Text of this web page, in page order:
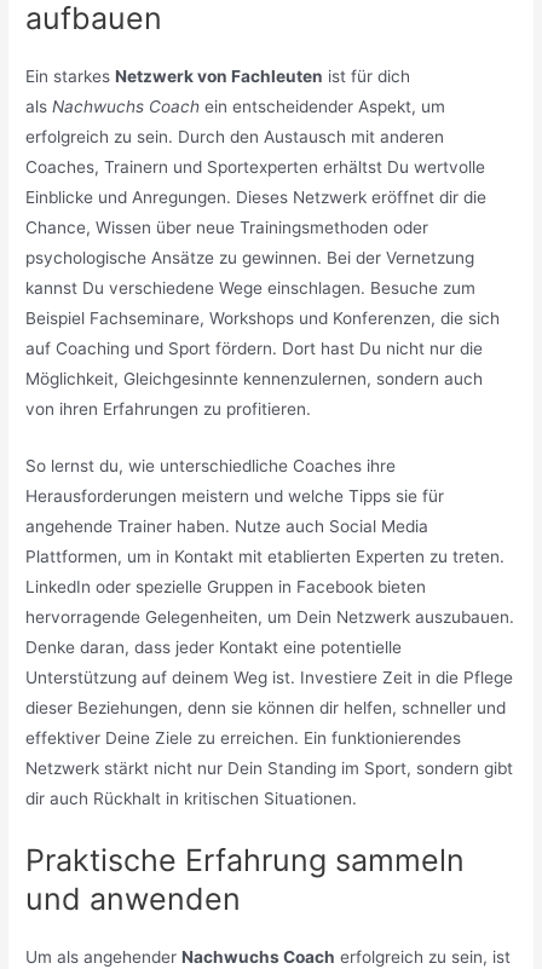
aufbauen
Ein starkesNetzwerk von Fachleuten ist für dich
alsNachwuchs Coach ein entscheidender Aspekt, um
erfolgreich zu sein. Durch den Austausch mit anderen
Coaches, Trainern und Sportexperten erhältst Du wertvolle
Einblicke und Anregungen. Dieses Netzwerk eröffnet dir die
Chance, Wissen über neue Trainingsmethoden oder
psychologische Ansätze zu gewinnen. Bei der Vernetzung
kannst Du verschiedene Wege einschlagen. Besuche zum
Beispiel Fachseminare, Workshops und Konferenzen, die sich
auf Coaching und Sport fördern. Dort hast Du nicht nur die
Möglichkeit, Gleichgesinnte kennenzulernen, sondern auch
von ihren Erfahrungen zu profitieren.
So lernst du, wie unterschiedliche Coaches ihre
Herausforderungen meistern und welche Tipps sie für
angehende Trainer haben. Nutze auch Social Media
Plattformen, um in Kontakt mit etablierten Experten zu treten.
LinkedIn oder spezielle Gruppen in Facebook bieten
hervorragende Gelegenheiten, um Dein Netzwerk auszubauen.
Denke daran, dass jeder Kontakt eine potentielle
Unterstützung auf deinem Weg ist. Investiere Zeit in die Pflege
dieser Beziehungen, denn sie können dir helfen, schneller und
effektiver Deine Ziele zu erreichen. Ein funktionierendes
Netzwerk stärkt nicht nur Dein Standing im Sport, sondern gibt
dir auch Rückhalt in kritischen Situationen.
Praktische Erfahrung sammeln
und anwenden
Um als angehenderNachwuchs Coach erfolgreich zu sein, ist